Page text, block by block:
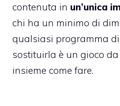
contenuta in un’unica
chi ha un minimo di
qualsiasi programma
sostituirla è un gioco
insieme come fare.